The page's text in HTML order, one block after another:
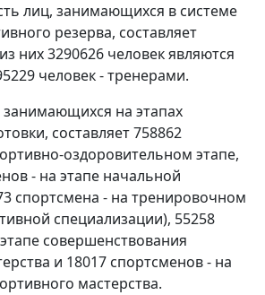
лиц, занимающихся в системе
резерва, составляет
них 3290626 человек являются
человек - тренерами.
на этапах
составляет 758862
оздоровительном этапе,
- на этапе начальной
спортсмена - на тренировочном
специализации), 55258
совершенствования
и 18017 спортсменов - на
мастерства.